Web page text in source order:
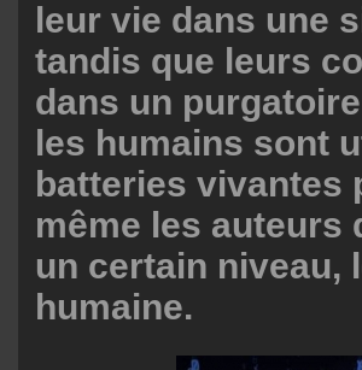
leur vie dans une
tandis que leurs
dans un
les humains sont
batteries vivantes
même les auteurs
un certain niveau,
humaine.